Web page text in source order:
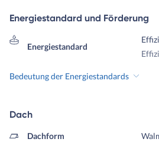
Energiestandard und Förderung
Energiestandard
Bedeutung der Energiestandards
Dach
Dachform